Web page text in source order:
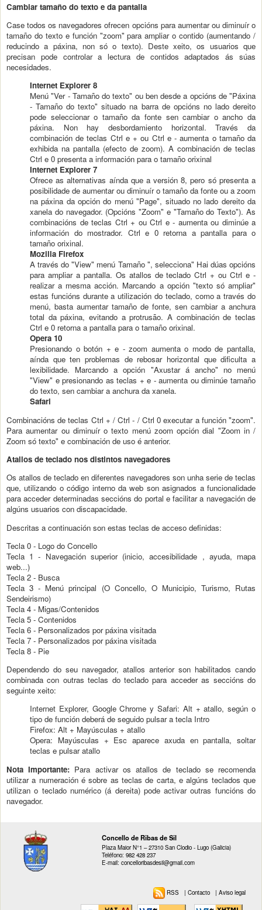
Cambiar tamaño do texto e da pantalla
Case todos os navegadores ofrecen opcións para aumentar ou diminuír o
tamaño do texto e función "zoom" para ampliar o contido (aumentando /
reducindo a páxina, non só o texto). Deste xeito, os usuarios que
precisan pode controlar a lectura de contidos adaptados ás súas
necesidades.
Internet Explorer 8
Menú "Ver - Tamaño do texto" ou ben desde a opcións de "Páxina
- Tamaño do texto" situado na barra de opcións no lado dereito
pode seleccionar o tamaño da fonte sen cambiar o ancho da
páxina. Non hay desbordamiento horizontal. Través da
combinación de teclas Ctrl e + ou Ctrl e - aumenta o tamaño da
exhibida na pantalla (efecto de zoom). A combinación de teclas
Ctrl e 0 presenta a información para o tamaño orixinal
Internet Explorer 7
Ofrece as alternativas aínda que a versión 8, pero só presenta a
posibilidade de aumentar ou diminuír o tamaño da fonte ou a zoom
na páxina da opción do menú "Page", situado no lado dereito da
xanela do navegador. (Opcións "Zoom" e "Tamaño do Texto"). As
combinacións de teclas Ctrl + ou Ctrl e - aumenta ou diminúe a
información do mostrador. Ctrl e 0 retorna a pantalla para o
tamaño orixinal.
Mozilla Firefox
A través do "View" menú Tamaño ", selecciona" Hai dúas opcións
para ampliar a pantalla. Os atallos de teclado Ctrl + ou Ctrl e -
realizar a mesma acción. Marcando a opción "texto só ampliar"
estas funcións durante a utilización do teclado, como a través do
menú, basta aumentar tamaño de fonte, sen cambiar a anchura
total da páxina, evitando a protrusão. A combinación de teclas
Ctrl e 0 retorna a pantalla para o tamaño orixinal.
Opera 10
Presionando o botón + e - zoom aumenta o modo de pantalla,
aínda que ten problemas de rebosar horizontal que dificulta a
lexibilidade. Marcando a opción "Axustar á ancho" no menú
"View" e presionando as teclas + e - aumenta ou diminúe tamaño
do texto, sen cambiar a anchura da xanela.
Safari
Combinacións de teclas Ctrl + / Ctrl - / Ctrl 0 executar a función "zoom".
Para aumentar ou diminuír o texto menú zoom opción dial "Zoom in /
Zoom só texto" e combinación de uso é anterior.
Atallos de teclado nos distintos navegadores
Os atallos de teclado en diferentes navegadores son unha serie de teclas
que, utilizando o código interno da web son asignados a funcionalidade
para acceder determinadas seccións do portal e facilitar a navegación de
algúns usuarios con discapacidade.
Descritas a continuación son estas teclas de acceso definidas:
Tecla 0 - Logo do Concello
Tecla 1 - Navegación superior (inicio, accesibilidade , ayuda, mapa
web...)
Tecla 2 - Busca
Tecla 3 - Menú principal (O Concello, O Municipio, Turismo, Rutas
Sendeirismo)
Tecla 4 - Migas/Contenidos
Tecla 5 - Contenidos
Tecla 6 - Personalizados por páxina visitada
Tecla 7 - Personalizados por páxina visitada
Tecla 8 - Pie
Dependendo do seu navegador, atallos anterior son habilitados cando
combinada con outras teclas do teclado para acceder as seccións do
seguinte xeito:
Internet Explorer, Google Chrome y Safari: Alt + atallo, según o
tipo de función deberá de seguido pulsar a tecla Intro
Firefox: Alt + Mayúsculas + atallo
Opera: Mayúsculas + Esc aparece axuda en pantalla, soltar
teclas e pulsar atallo
Nota Importante: Para activar os atallos de teclado se recomenda
utilizar a numeración é sobre as teclas de carta, e algúns teclados que
utilizan o teclado numérico (á dereita) pode activar outras funcións do
navegador.
Concello de Ribas de Sil
Plaza Maior N°1 – 27310 San Clodio - Lugo (Galicia)
Teléfono: 982 428 237
E-mail: concelloribasdesil@gmail.com
RSS |Contacto |Aviso legal